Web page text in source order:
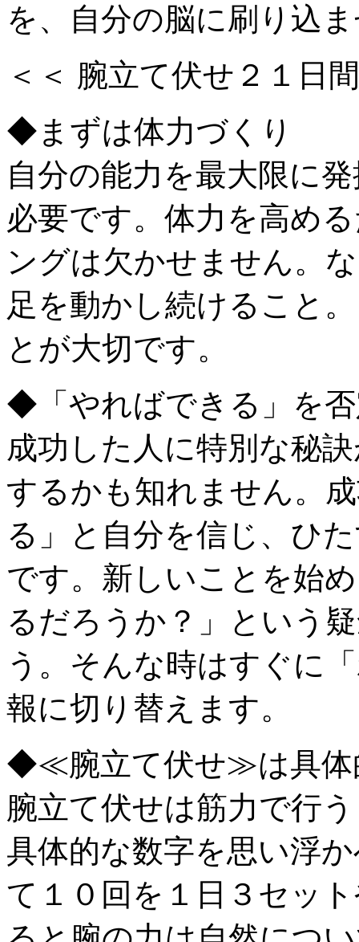
を、自分の脳に刷り込
＜＜ 腕立て伏せ２１日
◆まずは体力づくり
自分の能力を最大限に
必要です。体力を高め
ングは欠かせません。
足を動かし続けること
とが大切です。
◆「やればできる」を
成功した人に特別な秘
するかも知れません。
る」と自分を信じ、ひ
です。新しいことを始
るだろうか？」という
う。そんな時はすぐに
報に切り替えます。
◆≪腕立て伏せ≫は具体
腕立て伏せは筋力で行
具体的な数字を思い浮
て１０回を１日３セッ